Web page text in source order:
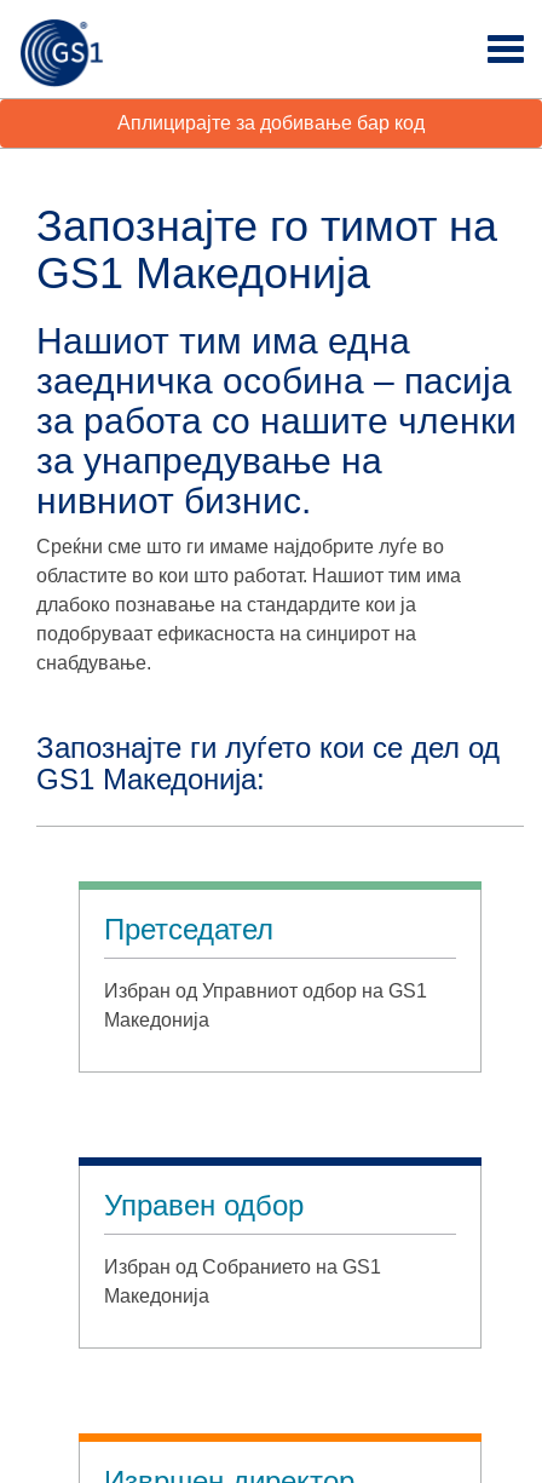
Аплицирајте за добивање бар код
Запознајте го тимот на
GS1 Македонија
Нашиот тим има една
заедничка особина – пасија
за работа со нашите членки
за унапредување на
нивниот бизнис.
Среќни сме што ги имаме најдобрите луѓе во
областите во кои што работат. Нашиот тим има
длабоко познавање на стандардите кои ја
подобруваат ефикасноста на синџирот на
снабдување.
Запознајте ги луѓето кои се дел од
GS1 Македонија:
Претседател
Избран од Управниот одбор на GS1
Македонија
Управен одбор
Избран од Собранието на GS1
Македонија